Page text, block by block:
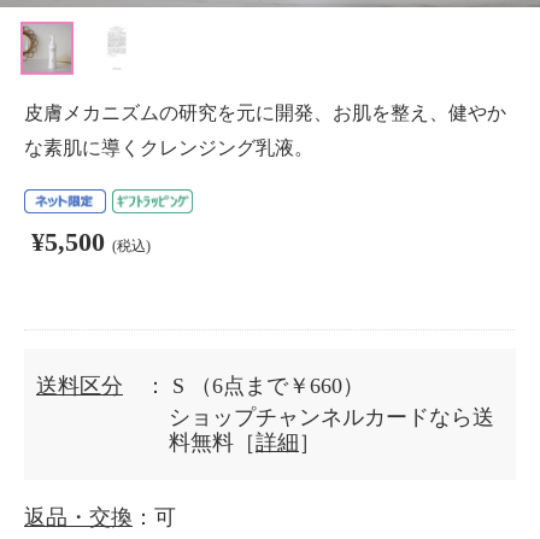
皮膚メカニズムの研究を元に開発、お肌を整え、健やか
な素肌に導くクレンジング乳液。
¥5,500 (税込)
送料区分 ： S
（6点まで￥660）
ショップチャンネルカードなら送
料無料［詳細 ］
返品・交換 ：可